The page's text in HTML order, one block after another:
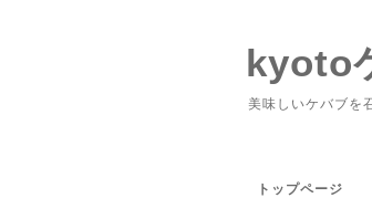
kyoto
美味しいケバブを
トップページ